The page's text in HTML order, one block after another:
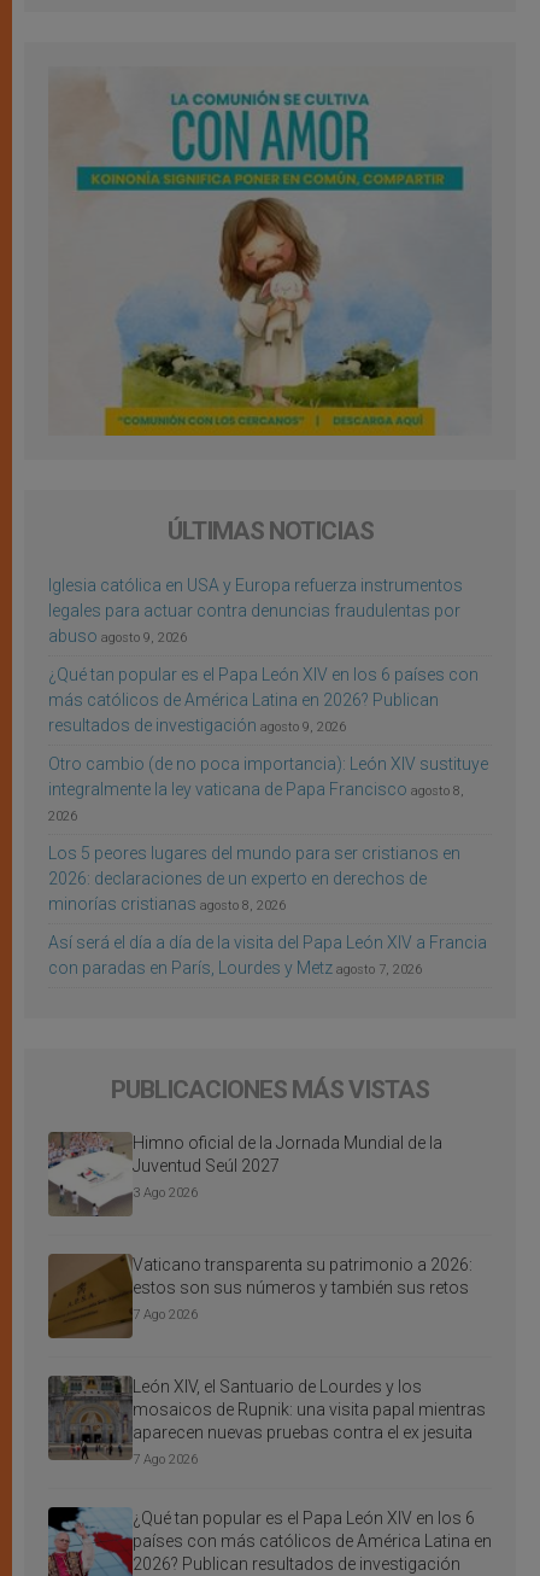
ÚLTIMAS NOTICIAS
Iglesia católica en USA y Europa refuerza instrumentos
legales para actuar contra denuncias fraudulentas por
abuso agosto 9, 2026
¿Qué tan popular es el Papa León XIV en los 6 países con
más católicos de América Latina en 2026? Publican
resultados de investigación agosto 9, 2026
Otro cambio (de no poca importancia): León XIV sustituye
integralmente la ley vaticana de Papa Francisco agosto 8,
2026
Los 5 peores lugares del mundo para ser cristianos en
2026: declaraciones de un experto en derechos de
minorías cristianas agosto 8, 2026
Así será el día a día de la visita del Papa León XIV a Francia
con paradas en París, Lourdes y Metz agosto 7, 2026
PUBLICACIONES MÁS VISTAS
Himno oficial de la Jornada Mundial de la
Juventud Seúl 2027
3 Ago 2026
Vaticano transparenta su patrimonio a 2026:
estos son sus números y también sus retos
7 Ago 2026
León XIV, el Santuario de Lourdes y los
mosaicos de Rupnik: una visita papal mientras
aparecen nuevas pruebas contra el ex jesuita
7 Ago 2026
¿Qué tan popular es el Papa León XIV en los 6
países con más católicos de América Latina en
2026? Publican resultados de investigación